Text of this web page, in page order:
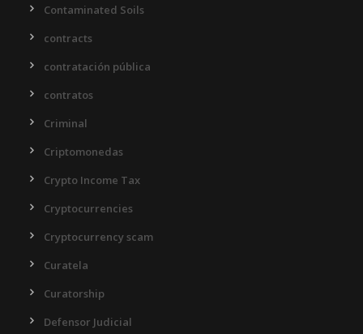
Contaminated Soils
contracts
contratación pública
contratos
Criminal
Criptomonedas
Crypto Income Tax
Cryptocurrencies
Cryptocurrency scam
Curatela
Curatorship
Defensor Judicial